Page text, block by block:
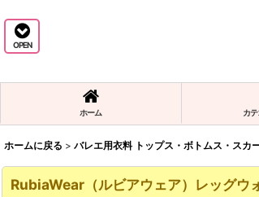
OPEN
ホーム カ
ホームに戻る > バレエ用衣料 トップス・ボトムス・スカ
RubiaWear（ルビアウェア）レッグ